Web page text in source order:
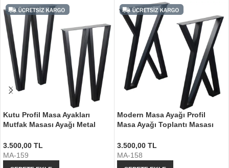
Kutu Profil Masa Ayakları
Mutfak Masası Ayağı Metal
3.500,00 TL
MA-159
Modern Masa Ayağı Profil
Masa Ayağı Toplantı Masası
3.500,00 TL
MA-158